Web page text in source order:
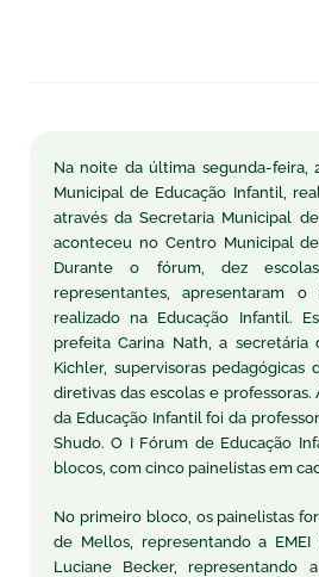
Na noite da última segunda-feira,
Municipal de Educação Infantil,
através da Secretaria Municipal
aconteceu no Centro Municipal
Durante o fórum, dez
representantes, apresentaram o
realizado na Educação Infantil.
prefeita Carina Nath, a secretária
Kichler, supervisoras pedagógicas
diretivas das escolas e
da Educação Infantil foi da
Shudo. O I Fórum de Educação
blocos, com cinco painelistas em
No primeiro bloco, os painelistas
de Mellos, representando a EMEI
Luciane Becker, representando